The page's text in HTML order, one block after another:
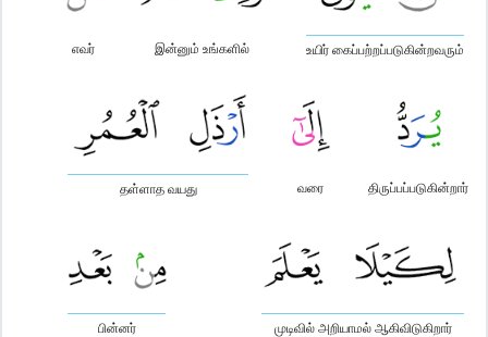
உயிர் கைப்பற்றப்படுகின்றவரும்
இன்னும் உங்களில்
எவர்
திருப்பப்படுகின்றார்
வரை
தள்ளாத வயது
முடிவில் அறியாமல் ஆகிவிடுகிறார்
பின்னர்